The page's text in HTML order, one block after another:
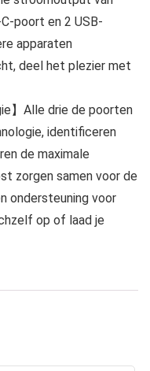
poort en 2 USB-
apparaten
deel het plezier met
】Alle drie de poorten
identificeren
de maximale
zorgen samen voor de
ondersteuning voor
op of laad je